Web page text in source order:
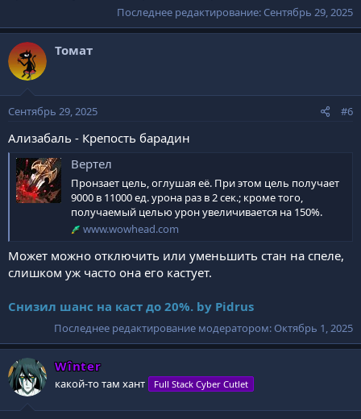
Последнее редактирование: Сентябрь 29, 2025
Томат
Сентябрь 29, 2025 #6
Ализабаль - Крепость барадин
Вертел
Пронзает цель, оглушая её. При этом цель получает
9000 в 11000 ед. урона раз в 2 сек.; кроме того,
получаемый целью урон увеличивается на 150%.
www.wowhead.com
Может можно отключить или уменьшить стан на спеле,
слишком уж часто она его кастует.
Снизил шанс на каст до 20%. by Pidrus
Последнее редактирование модератором: Октябрь 1, 2025
Wînter
какой-то там хант Full Stack Cyber Cutlet